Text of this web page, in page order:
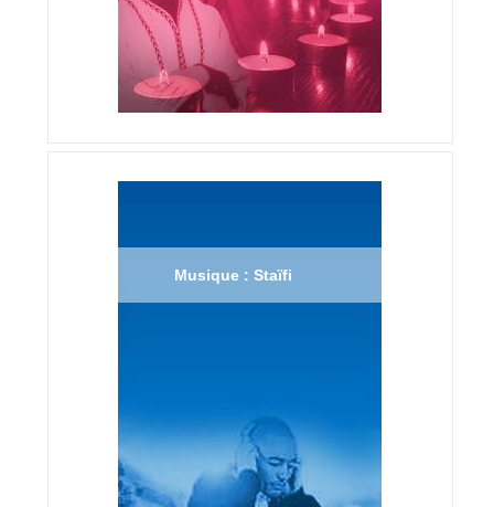
Musique : Staïfi